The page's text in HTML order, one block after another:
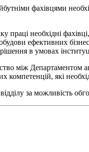
фахівцями
необхідні
ефективних
в умовах
між
компетенцій, які
за можливість